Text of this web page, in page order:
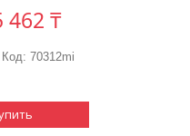
462 ₸
Код: 70312mi